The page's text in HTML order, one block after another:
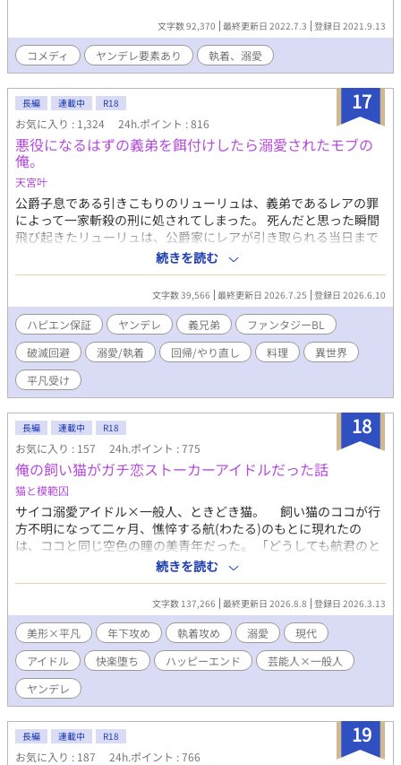
リーブルー (2021年以前の表紙Cover photo by S. Hermann & F.
Richter) x @lilymetroblue twitter.com/lilymetroblue 主人公総受
け。生徒会長と級長は襲い受けなので先生が攻め。 受け攻め度↓
校長>調教師麓戸>不良村田>風紀委員長>先輩教師池井>主人公イ
ケメン教師小坂先生>生徒会長>級長宮本 ※本作品はフィクション
であり実在する団体・組織等とは関係ありません。
文字数 92,370 最終更新日 2022.7.3 登録日 2021.9.13
コメディ ヤンデレ要素あり 執着、溺愛
17
長編 連載中 R18
お気に入り : 1,324 24h.ポイント : 816
悪役になるはずの義弟を餌付けしたら溺愛されたモブの
俺。
天宮叶
公爵子息である引きこもりのリューリュは、義弟であるレアの罪
によって一家斬殺の刑に処されてしまった。 死んだと思った瞬間
飛び起きたリューリュは、公爵家にレアが引き取られる当日まで
回帰したことを知る。 レアを公爵家に入れたら自分たちの未来は
ない！そう思い公爵家から追い出そうとしたリューリュだった
が、レアのやせ細った姿を見て考えを改めることにした。 まだレ
アは悪役になる前なのだから、自分が真っ当に育ててやればい
い！そう思い立ったリューリュは、引きこもりから脱却しレアの
お世話をするようになる。 しかしなぜかいつの間にやらレアに溺
愛されるようになっていて── 愛に飢えているヤンデレ義弟 × 過
去のせいで引きこもりになった料理好き義兄 の破滅ルート回避か
らの溺愛の話しです。 ※ハピエン保証。攻めは基本ヤンデレです
が繋がっていないので近親相姦ではないです。 人気BL最高1位
hotランキング最高17位 ありがとうございます😭✨💓
続きを読む
文字数 39,566 最終更新日 2026.7.25 登録日 2026.6.10
ハピエン保証 ヤンデレ 義兄弟
ファンタジーBL
破滅回避
溺愛/執着 回帰/やり直し 料理
異世界
平凡受け
18
長編 連載中 R18
お気に入り : 157 24h.ポイント : 775
俺の飼い猫がガチ恋ストーカーアイドルだった話
猫と模範囚
サイコ溺愛アイドル×一般人、ときどき猫。 飼い猫のココが行
方不明になって二ヶ月、憔悴する航(わたる)のもとに現れたの
は、ココと同じ空色の瞳の美青年だった。 「どうしても航君のと
ころに帰りたくて神様にお願いしたの。どんな姿になってもいい
から、航君に会わせてくださいって」 車に轢かれてしまったコ
コは奇跡を起こし、人間の姿になって戻ってきた。……と、彼は
言う。 なぜ信じてしまったのかわからない。仔猫気分の溺愛仕
様で甘えてくる“ココ”にいつのまにか航は身も心も絆されてい
く。 あるとき真実を知ってしまった航は、彼の常軌を逸した執
着から逃れようとするが…… 勝手に芸能界のスターダムを駆け
上がっていく天才アイドルの腕の中で足掻く平凡な男の話。 【完
結保証】毎週土曜日更新に変更しました(5/5) ガチ恋ストーカーア
続きを読む
文字数 137,266 最終更新日 2026.8.8 登録日 2026.3.13
美形×平凡 年下攻め 執着攻め 溺愛
現代
アイドル
快楽堕ち ハッピーエンド
芸能人×一般人
ヤンデレ
19
長編 連載中 R18
お気に入り : 187 24h.ポイント : 766